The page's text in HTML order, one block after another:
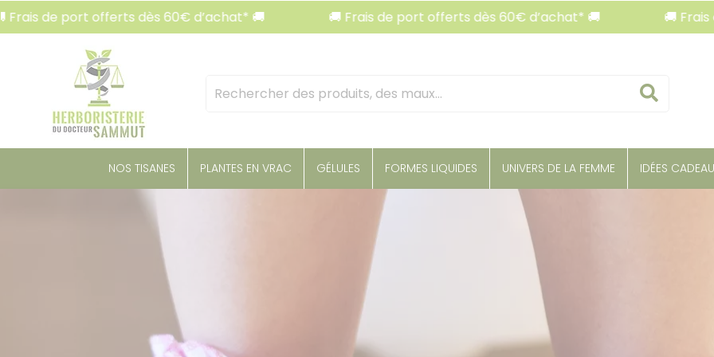
port offerts dès 60€ d’achat* 🚚 🚚 Frais de port offerts dès 60€ d’achat* 🚚 🚚 Frais de
Mots
clés
NOS TISANES PLANTES EN VRAC GÉLULES FORMES LIQUIDES UNIVERS DE LA FEMME IDÉES
Panneau de gestion des cookies